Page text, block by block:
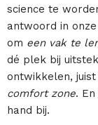
science te
antwoord in
om een vak te
dé plek bij
ontwikkelen, juist
comfort zone.
hand bij.